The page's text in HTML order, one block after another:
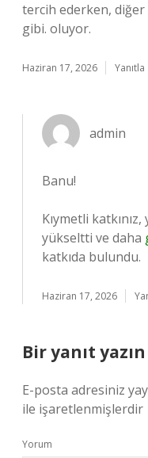
tercih ederken,
gibi. oluyor.
Haziran 17, 2026 Yanıtla
admin
Banu!
Kıymetli katkınız,
yükseltti ve daha
katkıda bulundu.
Haziran 17, 2026
Bir yanıt yazın
E-posta adresiniz
ile işaretlenmişlerdir
Yorum